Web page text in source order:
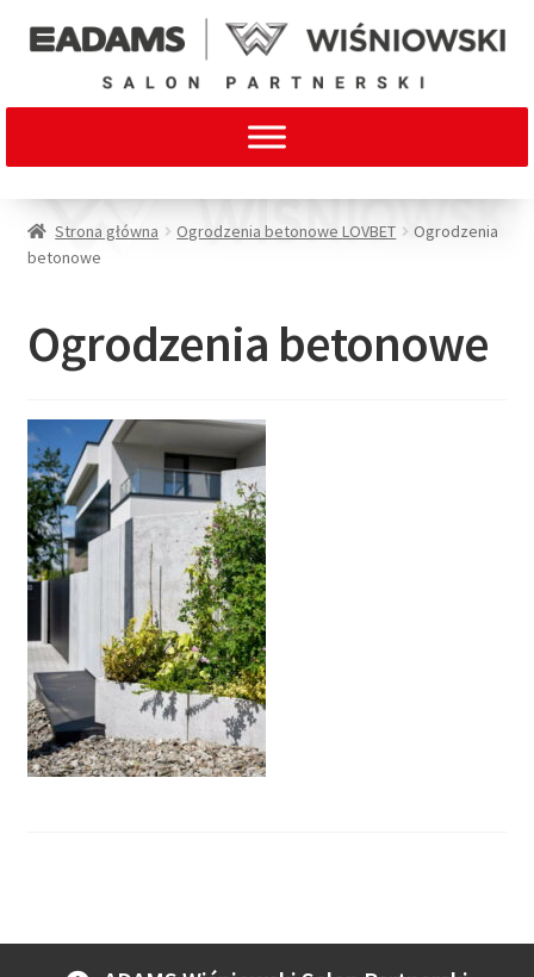
Strona główna Ogrodzenia betonowe LOVBET
Ogrodzenia
betonowe
Ogrodzenia betonowe